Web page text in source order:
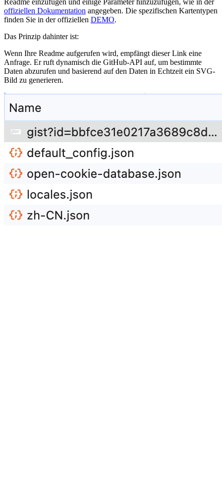
Readme einzufügen und einige Parameter hinzuzufügen, wie in der
offiziellen Dokumentation angegeben. Die spezifischen Kartentypen
finden Sie in der offiziellen DEMO.
Das Prinzip dahinter ist:
Wenn Ihre Readme aufgerufen wird, empfängt dieser Link eine
Anfrage. Er ruft dynamisch die GitHub-API auf, um bestimmte
Daten abzurufen und basierend auf den Daten in Echtzeit ein SVG-
Bild zu generieren.